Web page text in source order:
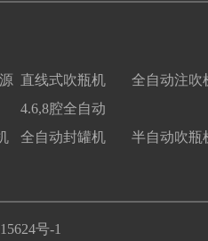
直线式吹瓶机
4.6,8腔全自动
全自动注吹
全自动封罐机 半自动吹瓶
号-1